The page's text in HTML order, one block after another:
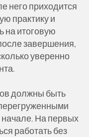
него приходится
практику и
на итоговую
завершения,
уверенно
должны быть
На первых
работать без